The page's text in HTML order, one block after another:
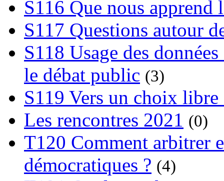
S116 Que nous apprend
S117 Questions autour
S118 Usage des
le débat public (3)
S119 Vers un choix
Les rencontres 2021 (0)
T120 Comment arbitrer
démocratiques ? (4)